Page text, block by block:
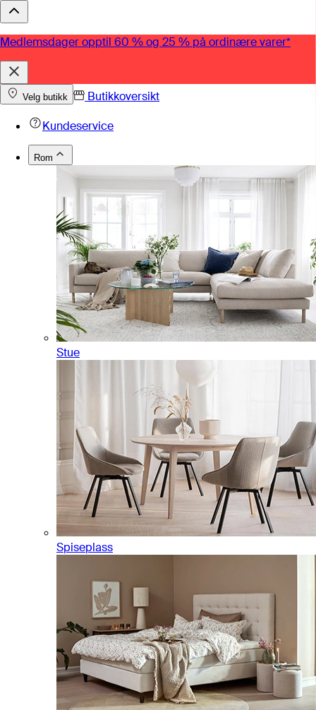
Medlemsdager opptil 60 % og 25 % på ordinære varer*
Velg butikk
Butikkoversikt
Kundeservice
Rom
Stue
Spiseplass